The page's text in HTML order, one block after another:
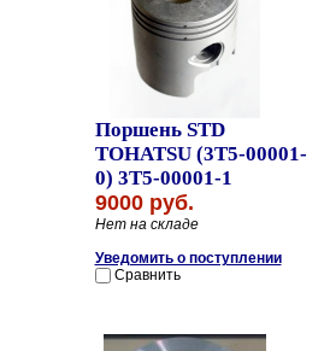
Поршень STD
TOHATSU (3T5-00001-
0) 3T5-00001-1
9000 руб.
Нет на складе
Уведомить о поступлении
Сравнить